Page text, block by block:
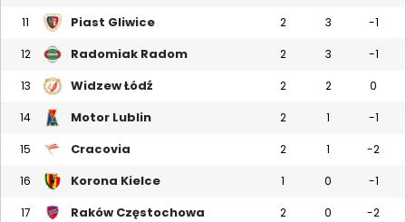
11 Piast Gliwice 2 3 -1
12 Radomiak Radom 2 3 -1
13 Widzew Łódź 2 2 0
14 Motor Lublin 2 1 -1
15 Cracovia 2 1 -2
16 Korona Kielce 1 0 -1
17 Raków Częstochowa 2 0 -2